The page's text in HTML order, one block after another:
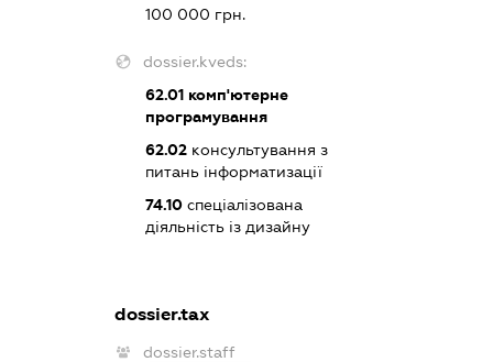
100 000 грн.
dossier.kveds:
62.01комп'ютерне
програмування
62.02консультування з
питань інформатизації
74.10спеціалізована
діяльність із дизайну
dossier.tax
dossier.staff